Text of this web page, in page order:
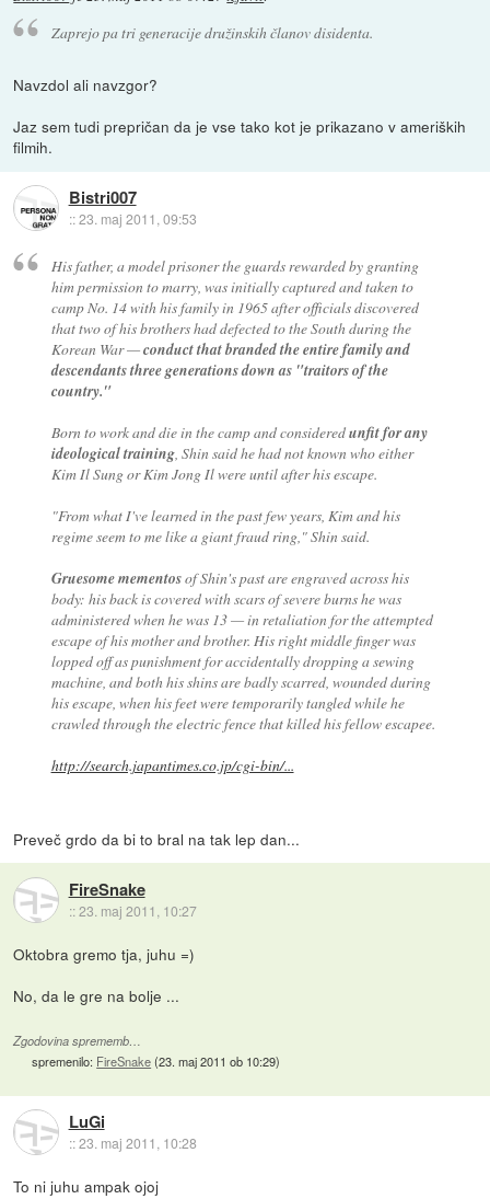
Zaprejo pa tri generacije družinskih članov disidenta.
Navzdol ali navzgor?
Jaz sem tudi prepričan da je vse tako kot je prikazano v ameriških
filmih.
Bistri007
::23. maj 2011, 09:53
His father, a model prisoner the guards rewarded by granting
him permission to marry, was initially captured and taken to
camp No. 14 with his family in 1965 after officials discovered
that two of his brothers had defected to the South during the
Korean War —conduct that branded the entire family and
descendants three generations down as "traitors of the
country."
Born to work and die in the camp and consideredunfit for any
ideological training, Shin said he had not known who either
Kim Il Sung or Kim Jong Il were until after his escape.
"From what I've learned in the past few years, Kim and his
regime seem to me like a giant fraud ring," Shin said.
Gruesome mementosof Shin's past are engraved across his
body: his back is covered with scars of severe burns he was
administered when he was 13 — in retaliation for the attempted
escape of his mother and brother. His right middle finger was
lopped off as punishment for accidentally dropping a sewing
machine, and both his shins are badly scarred, wounded during
his escape, when his feet were temporarily tangled while he
crawled through the electric fence that killed his fellow escapee.
http://search.japantimes.co.jp/cgi-bin/...
Preveč grdo da bi to bral na tak lep dan...
FireSnake
::23. maj 2011, 10:27
Oktobra gremo tja, juhu =)
No, da le gre na bolje ...
Zgodovina sprememb…
spremenilo: FireSnake(23. maj 2011 ob 10:29)
LuGi
::23. maj 2011, 10:28
To ni juhu ampak ojoj